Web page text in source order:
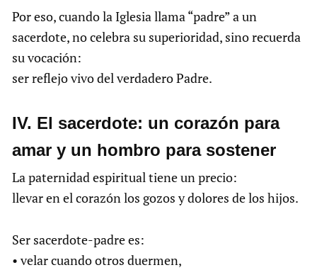
Por eso, cuando la Iglesia llama “padre” a un
sacerdote, no celebra su superioridad, sino recuerda
su vocación:
ser reflejo vivo del verdadero Padre.
IV. El sacerdote: un corazón para
amar y un hombro para sostener
La paternidad espiritual tiene un precio:
llevar en el corazón los gozos y dolores de los hijos.
Ser sacerdote-padre es:
• velar cuando otros duermen,